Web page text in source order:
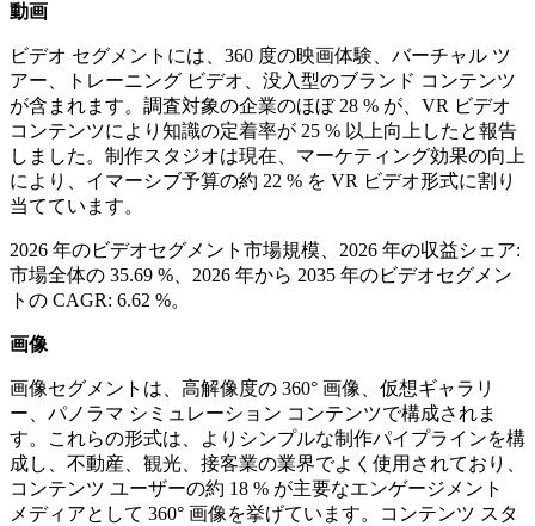
動画
ビデオ セグメントには、360 度の映画体験、バーチャル ツ
アー、トレーニング ビデオ、没入型のブランド コンテンツ
が含まれます。調査対象の企業のほぼ 28 % が、VR ビデオ
コンテンツにより知識の定着率が 25 % 以上向上したと報告
しました。制作スタジオは現在、マーケティング効果の向上
により、イマーシブ予算の約 22 % を VR ビデオ形式に割り
当てています。
2026 年のビデオセグメント市場規模、2026 年の収益シェア:
市場全体の 35.69 %、2026 年から 2035 年のビデオセグメン
トの CAGR: 6.62 %。
画像
画像セグメントは、高解像度の 360° 画像、仮想ギャラリ
ー、パノラマ シミュレーション コンテンツで構成されま
す。これらの形式は、よりシンプルな制作パイプラインを構
成し、不動産、観光、接客業の業界でよく使用されており、
コンテンツ ユーザーの約 18 % が主要なエンゲージメント
メディアとして 360° 画像を挙げています。コンテンツ スタ